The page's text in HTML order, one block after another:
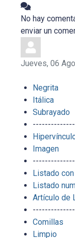
No hay
enviar un
Jueves, 06
Negrita
Itálica
Subrayado
Imagen
Listado
Listado
Artículo de
Comillas
Limpio